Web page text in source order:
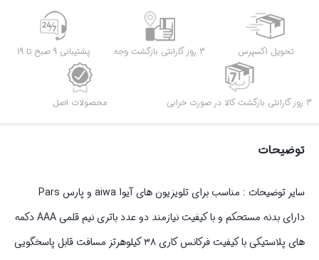
عدد
تحویل اکسپرس 3 روز گارانتی بازگشت وجه پشتیبانی 9 صبح تا 19
3 روز گارانتی بازگشت کالا در صورت خرابی محصولات اصل
توضیحات
سایر توضیحات : مناسب برای تلویزیون های آیوا aiwa و پارس Pars
دارای بدنه مستحکم و با کیفیت نیازمند دو عدد باتری نیم قلمی AAA دکمه
های پلاستیکی با کیفیت فرکانس کاری ۳۸ کیلوهرتز مسافت قابل پاسخگویی